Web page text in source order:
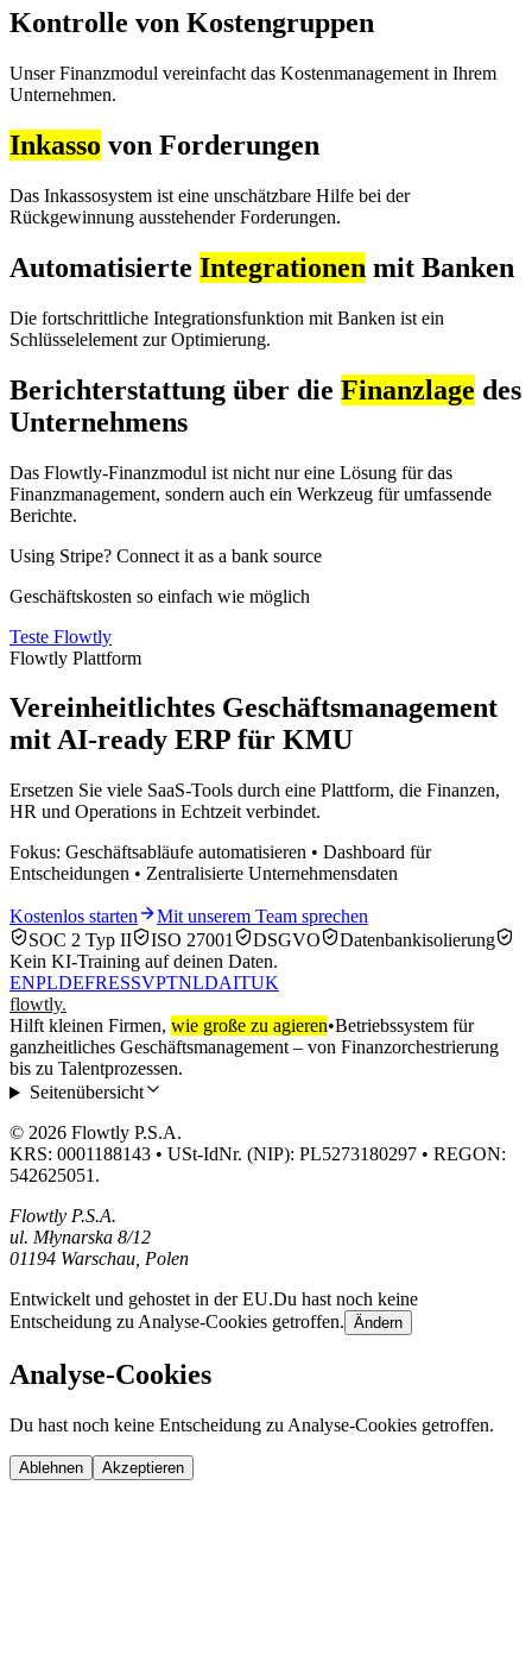
Kontrolle von Kostengruppen
Unser Finanzmodul vereinfacht das Kostenmanagement in Ihrem
Unternehmen.
Inkasso von Forderungen
Das Inkassosystem ist eine unschätzbare Hilfe bei der
Rückgewinnung ausstehender Forderungen.
Automatisierte Integrationen mit Banken
Die fortschrittliche Integrationsfunktion mit Banken ist ein
Schlüsselelement zur Optimierung.
Berichterstattung über die Finanzlage des
Unternehmens
Das Flowtly-Finanzmodul ist nicht nur eine Lösung für das
Finanzmanagement, sondern auch ein Werkzeug für umfassende
Berichte.
Using Stripe? Connect it as a bank source
Geschäftskosten so einfach wie möglich
Teste Flowtly
Flowtly Plattform
Vereinheitlichtes Geschäftsmanagement
mit AI-ready ERP für KMU
Ersetzen Sie viele SaaS-Tools durch eine Plattform, die Finanzen,
HR und Operations in Echtzeit verbindet.
Fokus: Geschäftsabläufe automatisieren • Dashboard für
Entscheidungen • Zentralisierte Unternehmensdaten
Kostenlos starten
Mit unserem Team sprechen
SOC 2 Typ II
ISO 27001 DSGVO
Datenbankisolierung
Kein KI‑Training auf deinen Daten.
ENPLDEFRESSVPTNLDAITUK
flowtly.
Hilft kleinen Firmen, wie große zu agieren•Betriebssystem für
ganzheitliches Geschäftsmanagement – von Finanzorchestrierung
bis zu Talentprozessen.
Seitenübersicht
© 2026 Flowtly P.S.A.
KRS: 0001188143 • USt-IdNr. (NIP): PL5273180297 • REGON:
542625051.
Flowtly P.S.A.
ul. Młynarska 8/12
01194 Warschau, Polen
Entwickelt und gehostet in der EU.Du hast noch keine
Entscheidung zu Analyse-Cookies getroffen. Ändern
Analyse-Cookies
Du hast noch keine Entscheidung zu Analyse-Cookies getroffen.
Ablehnen Akzeptieren